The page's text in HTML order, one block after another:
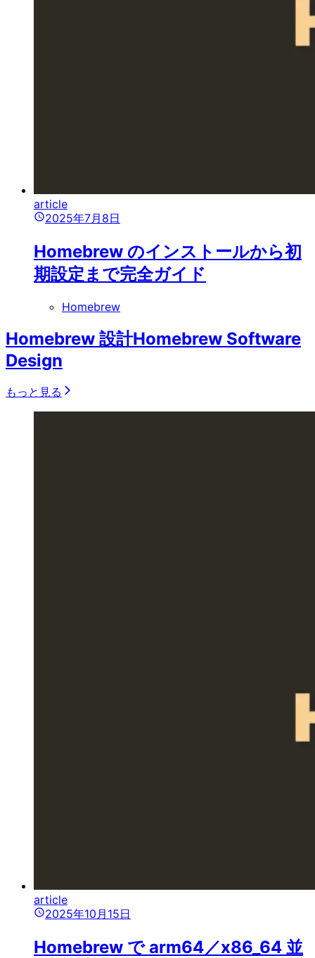
article
2025年7月8日
Homebrew のインストールから初
期設定まで完全ガイド
Homebrew
Homebrew 設計Homebrew Software
Design
もっと見る
article
2025年10月15日
Homebrew で arm64／x86_64 並